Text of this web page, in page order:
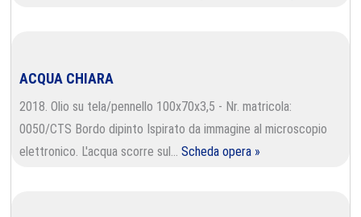
ACQUA CHIARA
2018. Olio su tela/pennello 100x70x3,5 - Nr. matricola:
0050/CTS Bordo dipinto Ispirato da immagine al microscopio
elettronico. L'acqua scorre sul…Scheda opera »